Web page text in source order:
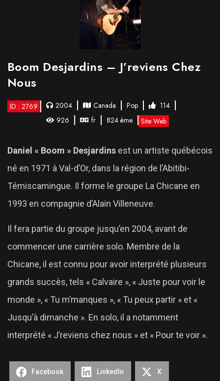
Boom Desjardins – J’reviens Chez
Nous
ID : 2769 2004 Canada Pop
114
926
fr 824 ème Site Web
Daniel « Boom » Desjardins est un artiste québécois
né en 1971 à Val-d’Or, dans la région de l’Abitibi-
Témiscamingue. Il forme le groupe La Chicane en
1993 en compagnie d’Alain Villeneuve.
Il fera partie du groupe jusqu’en 2004, avant de
commencer une carrière solo. Membre de la
Chicane, il est connu pour avoir interprété plusieurs
grands succès, tels « Calvaire », « Juste pour voir le
monde », « Tu m’manques », « Tu peux partir » et «
Jusqu’à dimanche ». En solo, il a notamment
interprété « J’reviens chez nous » et « Pour te voir ».
Facebook LinkedIn X